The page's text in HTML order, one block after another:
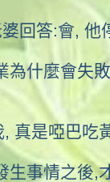
回答:會, 他
為什麼會失
真是啞巴吃
生事情之後,